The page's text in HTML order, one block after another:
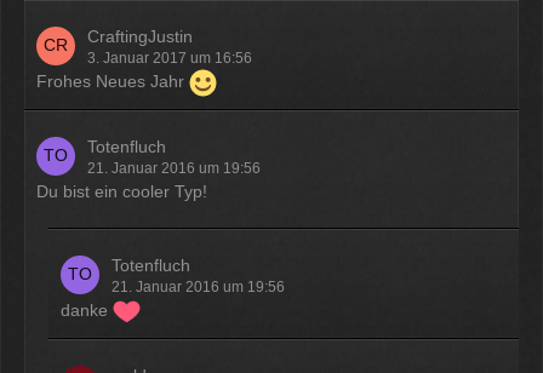
CraftingJustin
3. Januar 2017 um 16:56
Frohes Neues Jahr
Totenfluch
21. Januar 2016 um 19:56
Du bist ein cooler Typ!
Totenfluch
21. Januar 2016 um 19:56
danke